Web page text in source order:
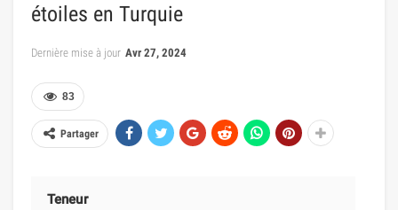
étoiles en Turquie
Dernière mise à jour Avr 27, 2024
83
Partager
Teneur